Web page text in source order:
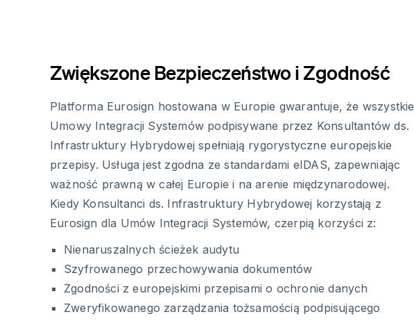
Zwiększone Bezpieczeństwo i Zgodność
Platforma Eurosign hostowana w Europie gwarantuje, że wszystkie
Umowy Integracji Systemów podpisywane przez Konsultantów ds.
Infrastruktury Hybrydowej spełniają rygorystyczne europejskie
przepisy. Usługa jest zgodna ze standardami eIDAS, zapewniając
ważność prawną w całej Europie i na arenie międzynarodowej.
Kiedy Konsultanci ds. Infrastruktury Hybrydowej korzystają z
Eurosign dla Umów Integracji Systemów, czerpią korzyści z:
Nienaruszalnych ścieżek audytu
Szyfrowanego przechowywania dokumentów
Zgodności z europejskimi przepisami o ochronie danych
Zweryfikowanego zarządzania tożsamością podpisującego